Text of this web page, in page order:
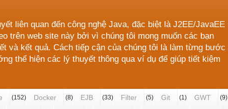
liên quan đến công nghệ Java, đặc biệt là J2EE/JavaEE
trên web site này bởi vì chúng tôi mong muốn các bạn
và kết quả. Cách tiếp cận của chúng tôi là làm từng bước
thể hiện các lý thuyết thông qua ví dụ để giúp tiết kiệm
(152) Docker (8) EJB (33) Filter (5) Git (1) GWT (9)